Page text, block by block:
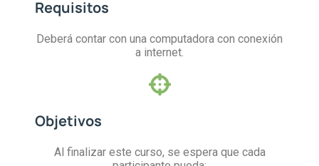
Requisitos
Deberá contar con una computadora con conexión
a internet.
Objetivos
Al finalizar este curso, se espera que cada